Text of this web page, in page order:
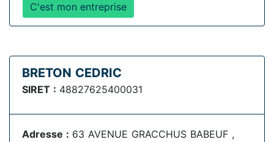
C'est mon entreprise
BRETON CEDRIC
SIRET : 48827625400031
Adresse : 63 AVENUE GRACCHUS BABEUF ,